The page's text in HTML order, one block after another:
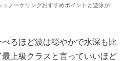
ノーケリングおすすめポイントと遊泳が
るほど波は穏やかで水深も比
上級クラスと言っていいほど